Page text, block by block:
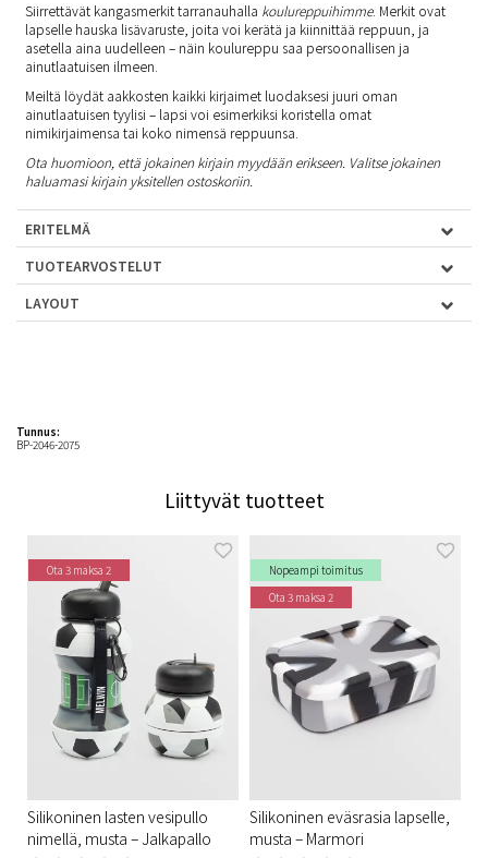
Siirrettävät kangasmerkit tarranauhalla koulureppuihimme. Merkit ovat
lapselle hauska lisävaruste, joita voi kerätä ja kiinnittää reppuun, ja
asetella aina uudelleen – näin koulureppu saa persoonallisen ja
ainutlaatuisen ilmeen.
Meiltä löydät aakkosten kaikki kirjaimet luodaksesi juuri oman
ainutlaatuisen tyylisi – lapsi voi esimerkiksi koristella omat
nimikirjaimensa tai koko nimensä reppuunsa.
Ota huomioon, että jokainen kirjain myydään erikseen. Valitse jokainen
haluamasi kirjain yksitellen ostoskoriin.
ERITELMÄ
TUOTEARVOSTELUT
LAYOUT
Tunnus:
BP-2046-2075
Liittyvät tuotteet
Ota 3 maksa 2
Silikoninen lasten vesipullo
nimellä, musta – Jalkapallo
Nopeampi toimitus
Ota 3 maksa 2
Silikoninen eväsrasia lapselle,
musta – Marmori